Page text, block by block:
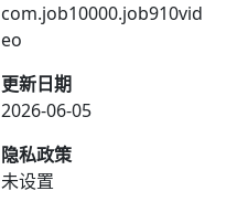
com.job10000.job910vid
eo
更新日期
2026-06-05
隐私政策
未设置